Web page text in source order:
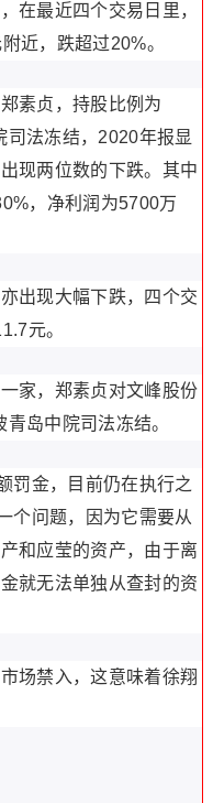
在最近四个交易日里，
近，跌超过20%。
素贞，持股比例为
司法冻结，2020年报显
现两位数的下跌。其中
，净利润为5700万
出现大幅下跌，四个交
元。
家，郑素贞对文峰股份
岛中院司法冻结。
罚金，目前仍在执行之
个问题，因为它需要从
和应莹的资产，由于离
就无法单独从查封的资
场禁入，这意味着徐翔